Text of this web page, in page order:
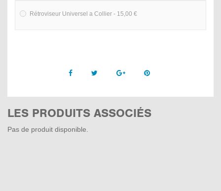
Rétroviseur Universel a Collier - 15,00 €
Facebook Twitter Google +Pinterest
LES PRODUITS ASSOCIÉS
Pas de produit disponible.